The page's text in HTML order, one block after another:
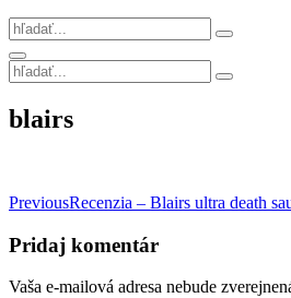
Search
for:
Search
Search
for:
Site
Overlay
blairs
Navigácia
v
článku
PreviousRecenzia – Blairs ultra death
Pridaj komentár
Vaša e-mailová adresa nebude